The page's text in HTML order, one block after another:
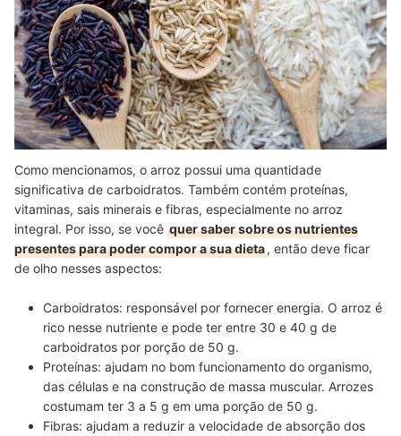
Como mencionamos, o arroz possui uma quantidade
significativa de carboidratos. Também contém proteínas,
vitaminas, sais minerais e fibras, especialmente no arroz
integral. Por isso, se você quer saber sobre os nutrientes
presentes para poder compor a sua dieta, então deve ficar
de olho nesses aspectos:
Carboidratos: responsável por fornecer energia. O arroz é
rico nesse nutriente e pode ter entre 30 e 40 g de
carboidratos por porção de 50 g.
Proteínas: ajudam no bom funcionamento do organismo,
das células e na construção de massa muscular. Arrozes
costumam ter 3 a 5 g em uma porção de 50 g.
Fibras: ajudam a reduzir a velocidade de absorção dos